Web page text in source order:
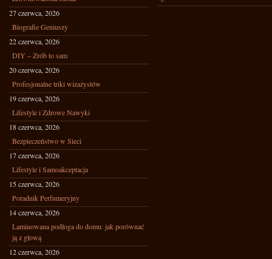
27 czerwca, 2026
Biografie Geniuszy
22 czerwca, 2026
DIY – Zrób to sam
20 czerwca, 2026
Profesjonalne triki wizażystów
19 czerwca, 2026
Lifestyle i Zdrowe Nawyki
18 czerwca, 2026
Bezpieczeństwo w Sieci
17 czerwca, 2026
Lifestyle i Samoakceptacja
15 czerwca, 2026
Poradnik Perfumeryjny
14 czerwca, 2026
Laminowana podłoga do domu: jak porównać
ją z głową
12 czerwca, 2026